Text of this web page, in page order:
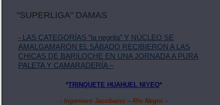
"SUPERLIGA" DAMAS
- LAS CATEGORÍAS “la negrita” Y NÚCLEO SE
AMALGAMARON EL SÁBADO RECIBIERON A LAS
CHICAS DE BARILOCHE EN UNA JORNADA A PURA
PALETA Y CAMARADERÍA –
*TRINQUETE HUAHUEL NIYEO*
- Ingeniero Jacobacci – Río Negro –